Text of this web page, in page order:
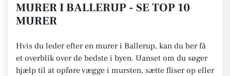
MURER I BALLERUP - SE TOP 10
MURER
Hvis du leder efter en murer i Ballerup, kan du her få
et overblik over de bedste i byen. Uanset om du søger
hjælp til at opføre vægge i mursten, sætte fliser op eller